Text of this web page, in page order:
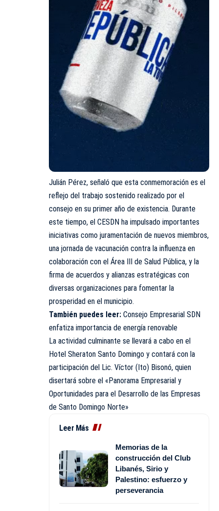
Julián Pérez, señaló que esta conmemoración es el
reflejo del trabajo sostenido realizado por el
consejo en su primer año de existencia. Durante
este tiempo, el CESDN ha impulsado importantes
iniciativas como juramentación de nuevos miembros,
una jornada de vacunación contra la influenza en
colaboración con el Área III de Salud Pública, y la
firma de acuerdos y alianzas estratégicas con
diversas organizaciones para fomentar la
prosperidad en el municipio.
También puedes leer: Consejo Empresarial SDN
enfatiza importancia de energía renovable
La actividad culminante se llevará a cabo en el
Hotel Sheraton Santo Domingo y contará con la
participación del Lic. Víctor (Ito) Bisonó, quien
disertará sobre el «Panorama Empresarial y
Oportunidades para el Desarrollo de las Empresas
de Santo Domingo Norte»
Leer Más
Memorias de la
construcción del Club
Libanés, Sirio y
Palestino: esfuerzo y
perseverancia